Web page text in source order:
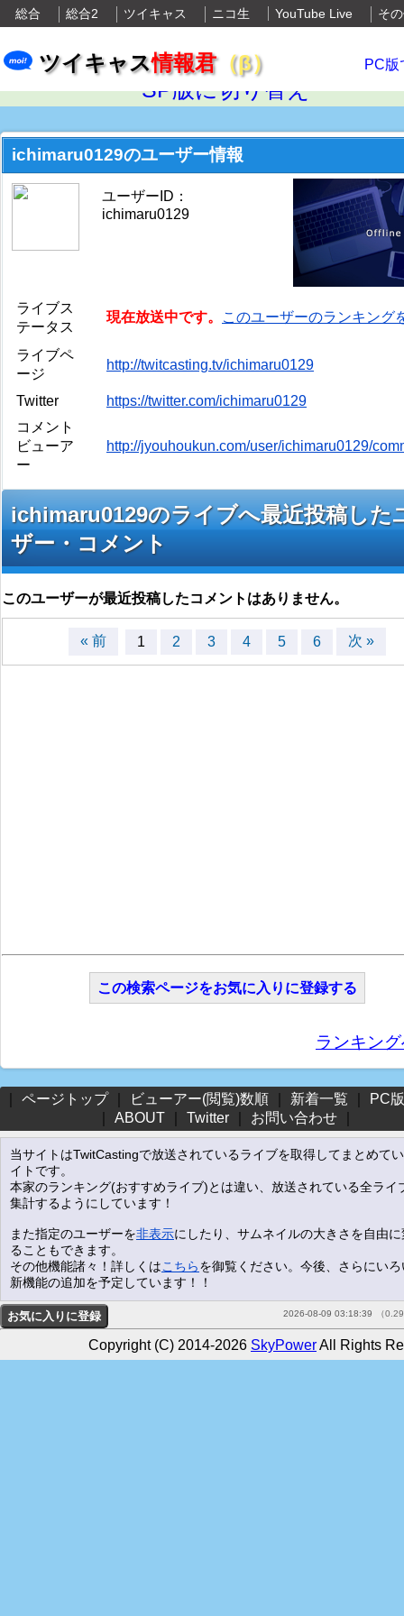
総合 総合2 ツイキャス ニコ生 YouTube Live そ
ツイキャス情報君（β） PC版
SP版に切り替え
ichimaru0129のユーザー情報
ユーザーID：
ichimaru0129
ライブス
テータス
現在放送中です。 このユーザーのランキング
ライブペ
ージ
http://twitcasting.tv/ichimaru0129
Twitter
https://twitter.com/ichimaru0129
コメント
ビューア
ー
http://jyouhoukun.com/user/ichimaru0129/
ichimaru0129のライブへ最近投稿した
ザー・コメント
このユーザーが最近投稿したコメントはありません。
« 前 1 2 3 4 5 6 次 »
この検索ページをお気に入りに登録する
ランキン
ページトップ｜ ビューアー(閲覧)数順｜ 新着一覧
PC
ABOUT｜ Twitter｜ お問い合わせ｜
当サイトはTwitCastingで放送されているライブを取得してまとめて
イトです。
本家のランキング(おすすめライブ)とは違い、放送されている全ライ
集計するようにしています！
また指定のユーザーを非表示にしたり、サムネイルの大きさを自由
ることもできます。
その他機能諸々！詳しくはこちらを御覧ください。今後、さらにい
新機能の追加を予定しています！！
2026-08-09 03:18:39 （
Copyright (C) 2014-2026 SkyPowerAll Rights